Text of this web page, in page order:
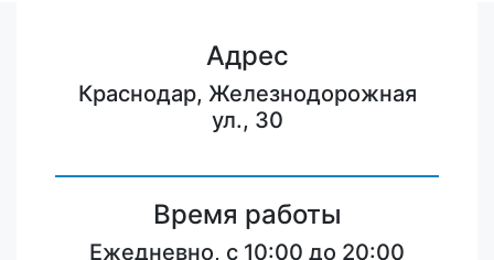
Адрес
Краснодар, Железнодорожная
ул., 30
Время работы
Ежедневно, с 10:00 до 20:00